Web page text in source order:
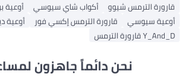
قارورة الترمس شيوو
أكواب شاي سيوسي
أوعية
أوعية سيوسي
قارورة الترمس إكسي فور
أوعية
Y_And_D قارورة الترمس
نحن دائماً جاهزون